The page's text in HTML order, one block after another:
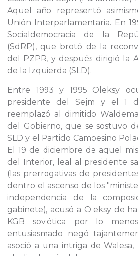
Aquel año representó
Unión Interparlamentaria. En
Socialdemocracia de la
(SdRP), que brotó de la
del PZPR, y después dirigió la
de la Izquierda (SLD).
Entre 1993 y 1995 Oleksy
presidente del Sejm y el 1
reemplazó al dimitido
del Gobierno, que se sostuvo
SLD y el Partido Campesino
El 19 de diciembre de aquel
del Interior, leal al presidente
(las prerrogativas de
dentro el ascenso de los
independencia de la
gabinete), acusó a Oleksy de
KGB soviética por lo
entusiasmado negó
asoció a una intriga de